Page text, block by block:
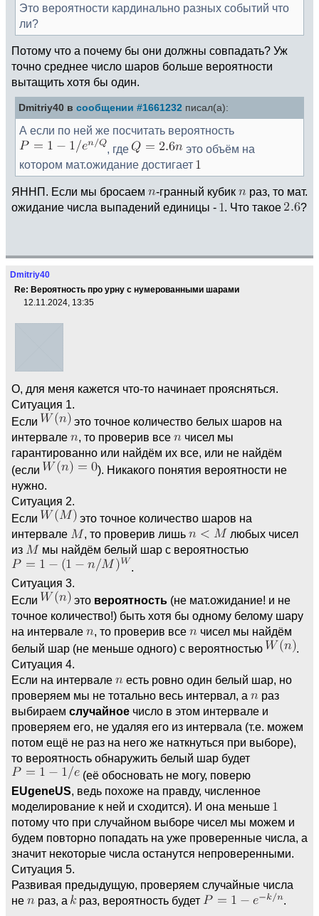
Это вероятности кардинально разных событий что
ли?
Потому что а почему бы они должны совпадать? Уж
точно среднее число шаров больше вероятности
вытащить хотя бы один.
Dmitriy40 в сообщении #1661232 писал(а):
А если по ней же посчитать вероятность
, где
это объём на
котором мат.ожидание достигает
ЯННП. Если мы бросаем -гранный кубик
раз, то мат.
ожидание числа выпадений единицы -
. Что такое ?
Dmitriy40
Re: Вероятность про урну с нумерованными шарами
12.11.2024, 13:35
О, для меня кажется что-то начинает проясняться.
Ситуация 1.
Если
это точное количество белых шаров на
интервале
, то проверив все
чисел мы
гарантированно или найдём их все, или не найдём
(если
). Никакого понятия вероятности не
нужно.
Ситуация 2.
Если
это точное количество шаров на
интервале
, то проверив лишь
любых чисел
из
мы найдём белый шар с вероятностью
Ситуация 3.
Если
это вероятность (не мат.ожидание! и не
точное количество!) быть хотя бы одному белому шару
на интервале
, то проверив все
чисел мы найдём
белый шар (не меньше одного) с вероятностью
Ситуация 4.
Если на интервале
есть ровно один белый шар, но
проверяем мы не тотально весь интервал, а
раз
выбираем случайное число в этом интервале и
проверяем его, не удаляя его из интервала (т.е. можем
потом ещё не раз на него же наткнуться при выборе),
то вероятность обнаружить белый шар будет
(её обосновать не могу, поверю
EUgeneUS , ведь похоже на правду, численное
моделирование к ней и сходится). И она меньше
потому что при случайном выборе чисел мы можем и
будем повторно попадать на уже проверенные числа, а
значит некоторые числа останутся непроверенными.
Ситуация 5.
Развивая предыдущую, проверяем случайные числа
не
раз, а раз, вероятность будет